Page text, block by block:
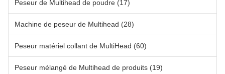
Peseur de Multihead de poudre (17)
Machine de peseur de Multihead (28)
Peseur matériel collant de MultiHead (60)
Peseur mélangé de Multihead de produits (19)